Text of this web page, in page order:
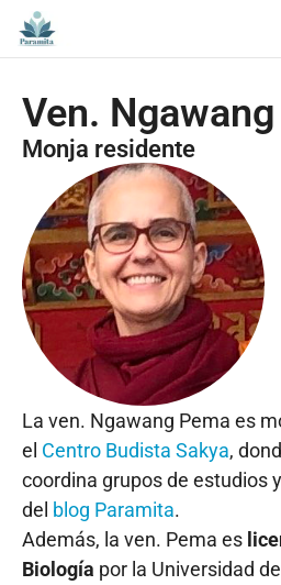
Ven.
Monja residente
La ven. Ngawang Pema es
el Centro Budista Sakya,
coordina grupos de estudios
del blog Paramita.
Además, la ven. Pema es
Biología por la Universidad